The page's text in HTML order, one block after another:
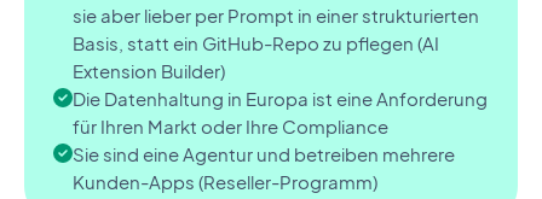
sie aber lieber per Prompt in einer strukturierten
Basis, statt ein GitHub-Repo zu pflegen (AI
Extension Builder)
Die Datenhaltung in Europa ist eine Anforderung
für Ihren Markt oder Ihre Compliance
Sie sind eine Agentur und betreiben mehrere
Kunden-Apps (Reseller-Programm)